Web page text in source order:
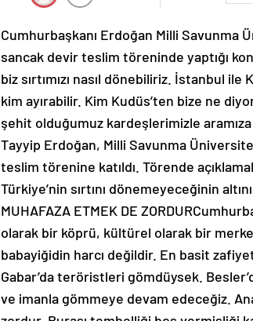
Cumhurbaşkanı Erdoğan Milli Savunma
sancak devir teslim töreninde yaptığı
biz sırtımızı nasıl dönebiliriz. İstanbul ile
kim ayırabilir. Kim Kudüs’ten bize ne
şehit olduğumuz kardeşlerimizle
Tayyip Erdoğan, Milli Savunma
teslim törenine katıldı. Törende
Türkiye’nin sırtını dönemeyeceğinin
MUHAFAZA ETMEK DE
olarak bir köprü, kültürel olarak bir
babayiğidin harcı değildir. En basit
Gabar’da teröristleri gömdüysek.
ve imanla gömmeye devam edeceğiz.